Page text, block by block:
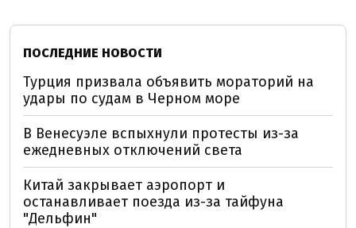
ПОСЛЕДНИЕ НОВОСТИ
Турция призвала объявить мораторий на
удары по судам в Черном море
В Венесуэле вспыхнули протесты из-за
ежедневных отключений света
Китай закрывает аэропорт и
останавливает поезда из-за тайфуна
"Дельфин"